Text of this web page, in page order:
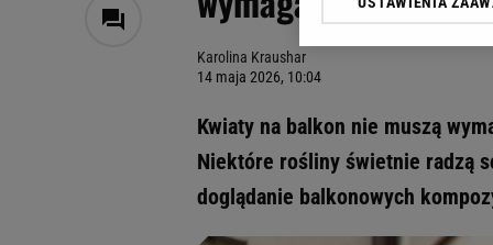
Karolina Kraushar
14 maja 2026, 10:04
Kwiaty na balkon nie muszą
Niektóre rośliny świetnie radzą
doglądanie balkonowych
Klikając „Akceptuję”
My, nasi Zaufani
Użycie dokładnych
Przechowywanie